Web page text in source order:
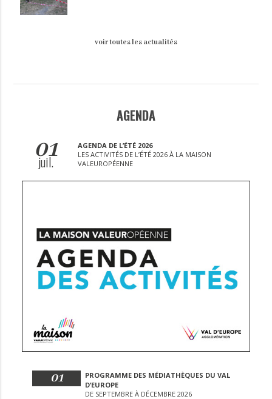
voir toutes les actualités
AGENDA
01
juil.
AGENDA DE L’ÉTÉ 2026
LES ACTIVITÉS DE L’ÉTÉ 2026 À LA MAISON
VALEUROPÉENNE
01
PROGRAMME DES MÉDIATHÈQUES DU VAL
D’EUROPE
DE SEPTEMBRE À DÉCEMBRE 2026